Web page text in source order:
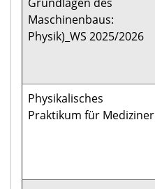
Maschinenbaus:
Physik)_WS 2025/2026
Physikalisches
Praktikum für Mediziner